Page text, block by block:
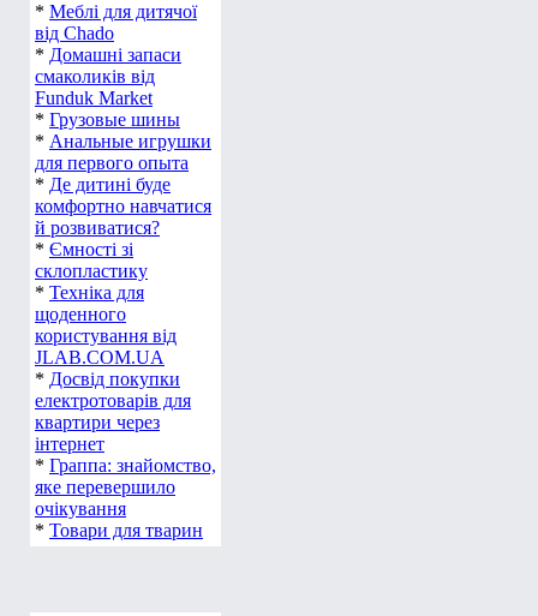
* Меблі для дитячої
від Chado
* Домашні запаси
смаколиків від
Funduk Market
* Грузовые шины
* Анальные игрушки
для первого опыта
* Де дитині буде
комфортно навчатися
й розвиватися?
* Ємності зі
склопластику
* Техніка для
щоденного
користування від
JLAB.COM.UA
* Досвід покупки
електротоварів для
квартири через
інтернет
* Граппа: знайомство,
яке перевершило
очікування
* Товари для тварин